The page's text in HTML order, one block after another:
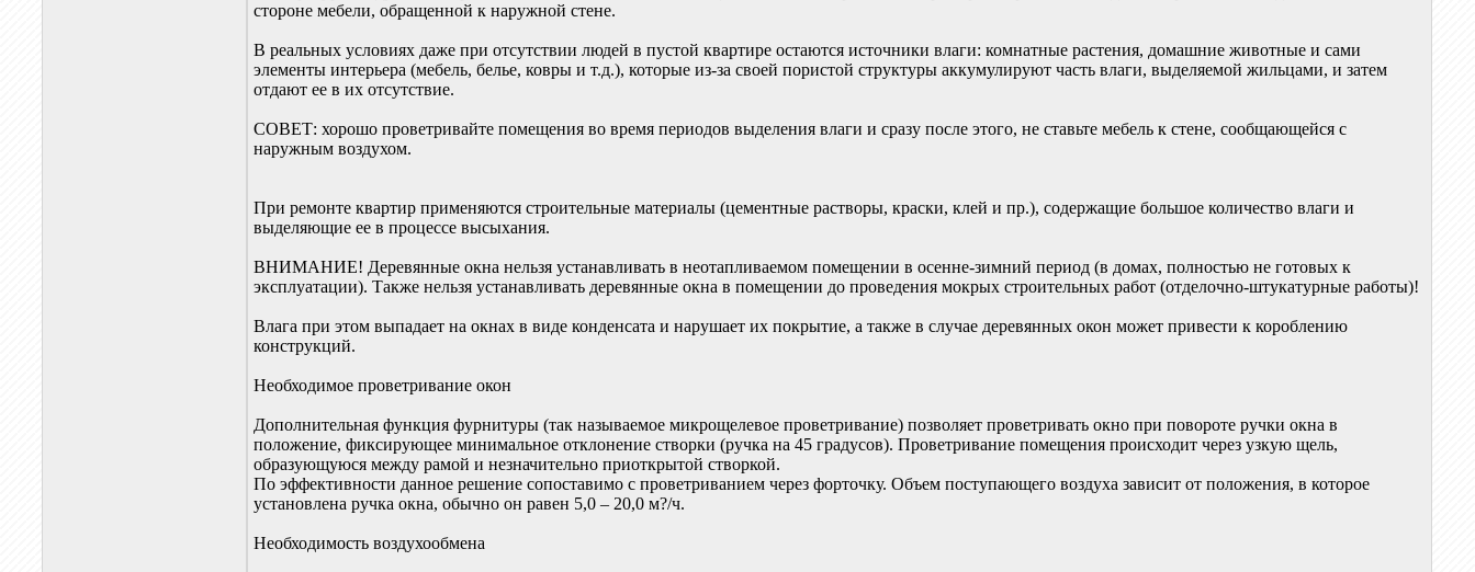
стороне мебели, обращенной к наружной стене.
В реальных условиях даже при отсутствии людей в пустой квартире остаются источники влаги: комнатные растения, домашние животные и сами
элементы интерьера (мебель, белье, ковры и т.д.), которые из-за своей пористой структуры аккумулируют часть влаги, выделяемой жильцами, и затем
отдают ее в их отсутствие.
СОВЕТ: хорошо проветривайте помещения во время периодов выделения влаги и сразу после этого, не ставьте мебель к стене, сообщающейся с
наружным воздухом.
При ремонте квартир применяются строительные материалы (цементные растворы, краски, клей и пр.), содержащие большое количество влаги и
выделяющие ее в процессе высыхания.
ВНИМАНИЕ! Деревянные окна нельзя устанавливать в неотапливаемом помещении в осенне-зимний период (в домах, полностью не готовых к
эксплуатации). Также нельзя устанавливать деревянные окна в помещении до проведения мокрых строительных работ (отделочно-штукатурные работы)!
Влага при этом выпадает на окнах в виде конденсата и нарушает их покрытие, а также в случае деревянных окон может привести к короблению
конструкций.
Необходимое проветривание окон
Дополнительная функция фурнитуры (так называемое микрощелевое проветривание) позволяет проветривать окно при повороте ручки окна в
положение, фиксирующее минимальное отклонение створки (ручка на 45 градусов). Проветривание помещения происходит через узкую щель,
образующуюся между рамой и незначительно приоткрытой створкой.
По эффективности данное решение сопоставимо с проветриванием через форточку. Объем поступающего воздуха зависит от положения, в которое
установлена ручка окна, обычно он равен 5,0 – 20,0 м?/ч.
Необходимость воздухообмена